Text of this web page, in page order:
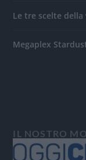
Le tre scelte della
Megaplex
IL NOSTRO